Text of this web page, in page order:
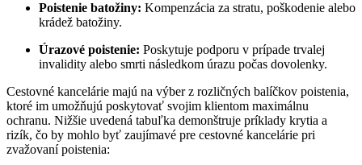
Poistenie batožiny: Kompenzácia za stratu, poškodenie alebo
krádež batožiny.
Úrazové poistenie: Poskytuje podporu v prípade trvalej
invalidity alebo smrti následkom úrazu počas dovolenky.
Cestovné kancelárie majú na výber z rozličných balíčkov poistenia,
ktoré im umožňujú poskytovať svojim klientom maximálnu
ochranu. Nižšie uvedená tabuľka demonštruje príklady krytia a
rizík, čo by mohlo byť zaujímavé pre cestovné kancelárie pri
zvažovaní poistenia: